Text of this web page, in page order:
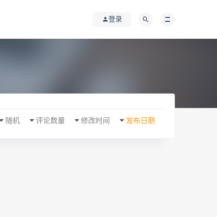
登录
发布日期
修改时间
评论数量
随机